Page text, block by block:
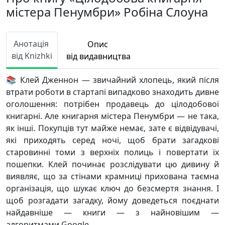
містера Пенумбри» Робіна Слоуна
Анотація
від Knizhki
Опис
від видавництва
📚 Клей Дженнон — звичайний хлопець, який після
втрати роботи в стартапі випадково знаходить дивне
оголошення: потрібен продавець до цілодобової
книгарні. Але книгарня містера Пенумбри — не така,
як інші. Покупців тут майже немає, зате є відвідувачі,
які приходять серед ночі, щоб брати загадкові
старовинні томи з верхніх полиць і повертати їх
пошепки. Клей починає розслідувати цю дивину й
виявляє, що за стінами крамниці прихована таємна
організація, що шукає ключ до безсмертя знання. І
щоб розгадати загадку, йому доведеться поєднати
найдавніше — книги — з найновішим —